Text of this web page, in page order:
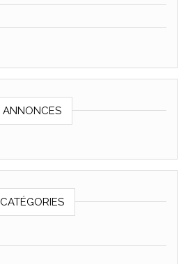
ANNONCES
CATÉGORIES